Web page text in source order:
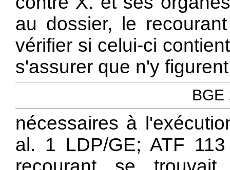
au dossier, le
vérifier si celui-ci
s'assurer que n'y
BGE
nécessaires à
al. 1 LDP/GE; ATF